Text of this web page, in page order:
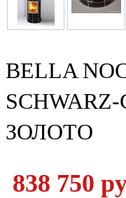
BELLA
ЗОЛОТО
838 750